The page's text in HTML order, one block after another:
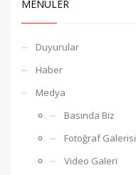
MENÜLER
Duyurular
Haber
Medya
Basında Biz
Fotoğraf Galerisi
Video Galeri